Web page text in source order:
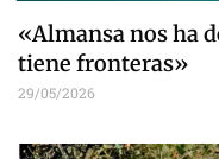
«Almansa nos ha
tiene fronteras»
29/05/2026